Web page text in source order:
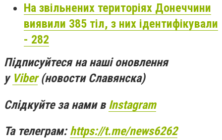
На звільнених територіях Донеччини
виявили 385 тіл, з них ідентифікували
- 282
Підписуйтеся на наші оновлення
у Viber(новости Славянска)
Слідкуйте за нами в Instagram
Та телеграм:https://t.me/news6262